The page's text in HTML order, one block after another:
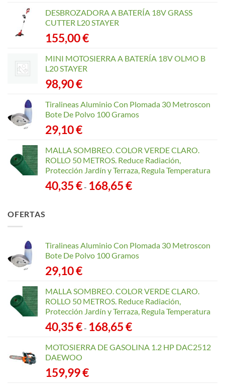
DESBROZADORA A BATERÍA 18V GRASS
CUTTER L20 STAYER
155,00€
MINI MOTOSIERRA A BATERÍA 18V OLMO B
L20 STAYER
98,90€
Tiralineas Aluminio Con Plomada 30 Metroscon
Bote De Polvo 100 Gramos
29,10€
MALLA SOMBREO. COLOR VERDE CLARO.
ROLLO 50 METROS. Reduce Radiación,
Protección Jardín y Terraza, Regula Temperatura
40,35€- 168,65€Rango
168,65 €
OFERTAS
Tiralineas Aluminio Con Plomada 30 Metroscon
Bote De Polvo 100 Gramos
29,10€
MALLA SOMBREO. COLOR VERDE CLARO.
ROLLO 50 METROS. Reduce Radiación,
Protección Jardín y Terraza, Regula Temperatura
40,35€- 168,65€Rango
precios:
MOTOSIERRA DE GASOLINA 1.2 HP DAC2512
DAEWOO
159,99€